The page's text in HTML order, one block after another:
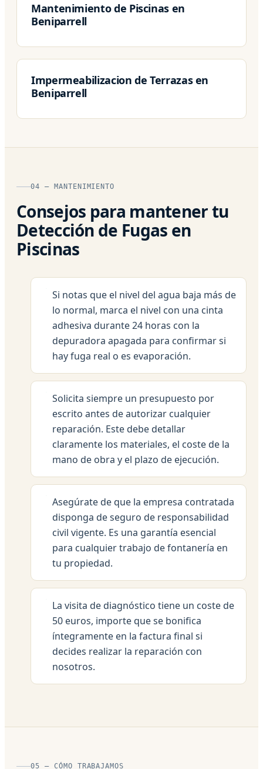
Mantenimiento de Piscinas en
Beniparrell
Impermeabilizacion de Terrazas en
Beniparrell
04 — MANTENIMIENTO
Consejos para mantener tu
Detección de Fugas en
Piscinas
Si notas que el nivel del agua baja más de
lo normal, marca el nivel con una cinta
adhesiva durante 24 horas con la
depuradora apagada para confirmar si
hay fuga real o es evaporación.
Solicita siempre un presupuesto por
escrito antes de autorizar cualquier
reparación. Este debe detallar
claramente los materiales, el coste de la
mano de obra y el plazo de ejecución.
Asegúrate de que la empresa contratada
disponga de seguro de responsabilidad
civil vigente. Es una garantía esencial
para cualquier trabajo de fontanería en
tu propiedad.
La visita de diagnóstico tiene un coste de
50 euros, importe que se bonifica
íntegramente en la factura final si
decides realizar la reparación con
nosotros.
05 — CÓMO TRABAJAMOS